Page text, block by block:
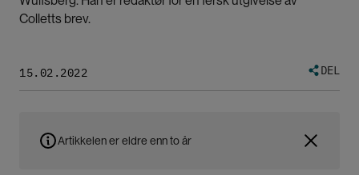
Colletts brev.
15.02.2022 DEL
Artikkelen er eldre enn to år